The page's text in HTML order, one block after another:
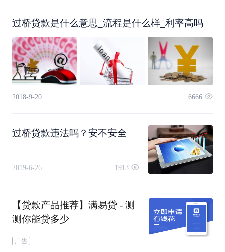
三，有的比较高的利率甚至可能会到千分之五，例
如约定的借款利率为千分之三每日，如果借款20
200000*0.3%=600元，也就是每天的利息为600，一
个月30天，需要支付的利息就是18000，这个利息
过桥贷款是什么意思_流程是什么样_利率高吗
2018-9-20 6666
过桥贷款违法吗？安不安全
2019-6-26 1913
【贷款产品推荐】满易贷 - 测
测你能贷多少
广告